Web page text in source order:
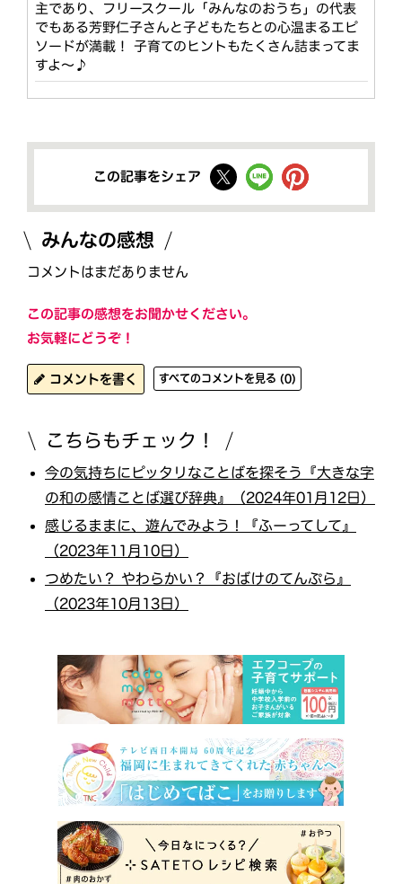
主であり、フリースクール「みんなのおうち」の代表
でもある芳野仁子さんと子どもたちとの心温まるエピ
ソードが満載！ 子育てのヒントもたくさん詰まってま
すよ〜♪
この記事をシェア
みんなの感想
コメントはまだありません
この記事の感想をお聞かせください。
お気軽にどうぞ！
コメントを書く すべてのコメントを見る (0)
こちらもチェック！
今の気持ちにピッタリなことばを探そう『大きな字
の和の感情ことば選び辞典』（2024年01月12日）
感じるままに、遊んでみよう！『ふーってして』
（2023年11月10日）
つめたい？ やわらかい？『おばけのてんぷら』
（2023年10月13日）